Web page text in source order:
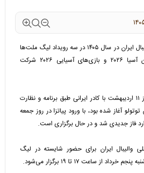
تیم ملی والیبال ایران در سال ۱۴۰۵ در سه رویداد لیگ ملت‌ها
۲۰۲۶، قهرمانی مردان آسیا ۲۰۲۶ و بازی‌های آسیایی ۲۰۲۶ شرکت
تمرینات این تیم که از ۱۱ اردیبهشت با کادر ایرانی طبق برنامه و نظارت
توتولو آغاز شده بود، با ورود پیاتزا در روز جمعه
فاز جدیدی شد و در حال برگزاری است.
والیبال ایران برای حضور شایسته در لیگ